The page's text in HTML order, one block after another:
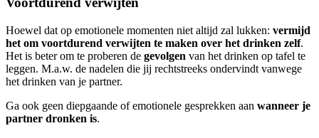
Hoewel dat op emotionele momenten niet altijd zal lukken: vermijd
het om voortdurend verwijten te maken over het drinken zelf.
Het is beter om te proberen de gevolgen van het drinken op tafel te
leggen. M.a.w. de nadelen die jij rechtstreeks ondervindt vanwege
het drinken van je partner.
Ga ook geen diepgaande of emotionele gesprekken aan wanneer je
partner dronken is.